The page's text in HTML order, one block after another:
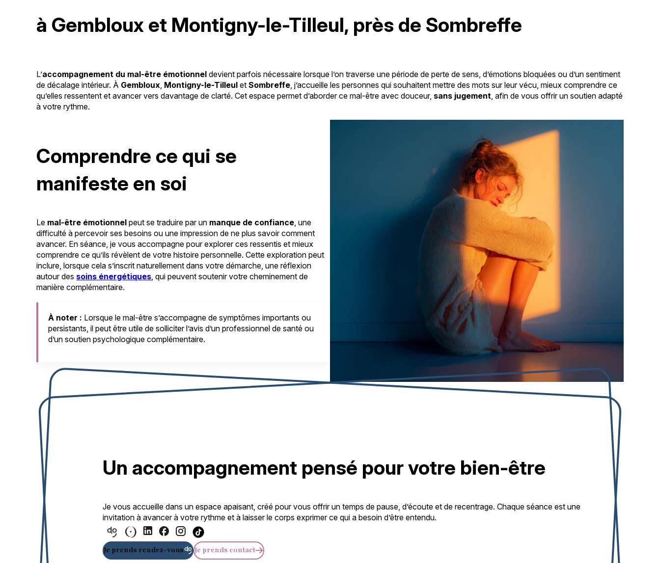
à Gembloux et Montigny-le-Tilleul, près de Sombreffe
L’accompagnement du mal-être émotionneldevient parfois nécessaire lorsque l’on traverse une période de perte de sens, d’émotions bloquées ou d’un sentiment
de décalage intérieur. À Gembloux Montigny-le-Tilleul etSombreffe , j’accueille les personnes qui souhaitent mettre des mots sur leur vécu, mieux comprendre ce
qu’elles ressentent et avancer vers davantage de clarté. Cet espace permet d’aborder ce mal-être avec douceur, sans jugement , afin de vous offrir un soutien adapté
à votre rythme.
Comprendre ce qui se
manifeste en soi
Le mal-être émotionnelpeut se traduire par un manque de confiance, une
difficulté à percevoir ses besoins ou une impression de ne plus savoir comment
avancer. En séance, je vous accompagne pour explorer ces ressentis et mieux
comprendre ce qu’ils révèlent de votre histoire personnelle. Cette exploration peut
inclure, lorsque cela s’inscrit naturellement dans votre démarche, une réflexion
autour des soins énergétiques, qui peuvent soutenir votre cheminement de
manière complémentaire.
À noter : Lorsque le mal-être s’accompagne de symptômes importants ou
persistants, il peut être utile de solliciter l’avis d’un professionnel de santé ou
d’un soutien psychologique complémentaire.
Un accompagnement pensé pour votre bien-être
Je vous accueille dans un espace apaisant, créé pour vous offrir un temps de pause, d’écoute et de recentrage. Chaque séance est une
invitation à avancer à votre rythme et à laisser le corps exprimer ce qui a besoin d’être entendu.
Je prends rendez-vous Je prends contact